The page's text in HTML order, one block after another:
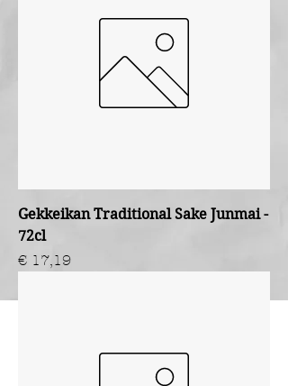
Gekkeikan Traditional Sake Junmai -
72cl
Prijs
€ 17,19